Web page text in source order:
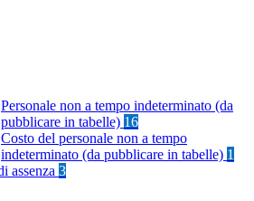
Personale non a tempo indeterminato (da
pubblicare in tabelle) 16
Costo del personale non a tempo
indeterminato (da pubblicare in tabelle) 1
assenza 3